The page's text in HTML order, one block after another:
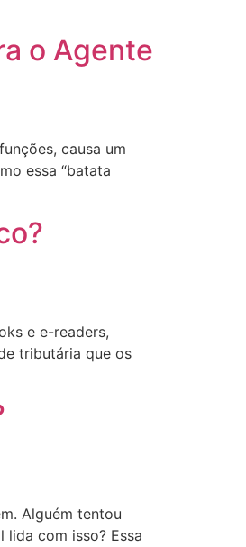
o Agente
causa um
essa “batata
e e-readers,
tributária que os
Alguém tentou
com isso? Essa